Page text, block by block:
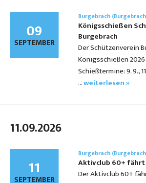
09
SEPTEMBER
Burgebrach
Königsschießen
Burgebrach
Der Schützenverein
Königsschießen
Schießtermine: 9. 9.,
…weiterlesen »
11.09.2026
11
SEPTEMBER
Burgebrach
Aktivclub 60+ fährt
Der Aktivclub 60+